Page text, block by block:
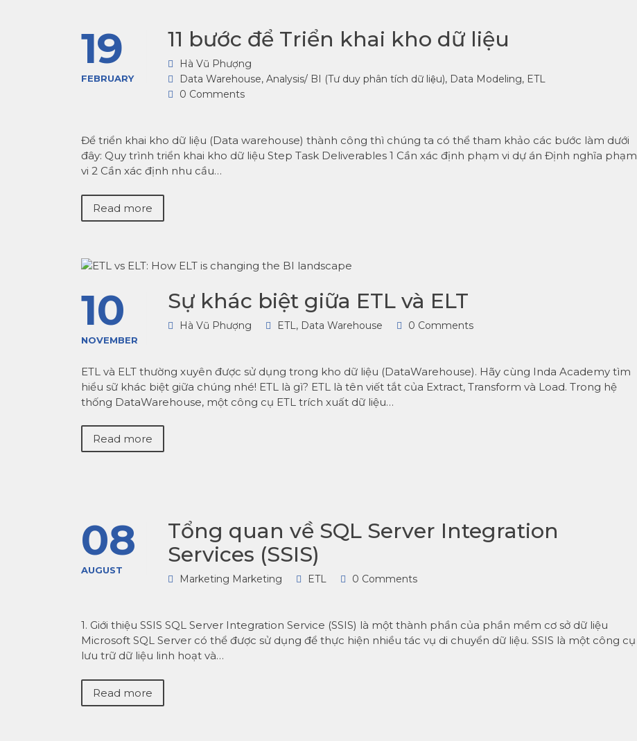
19
FEBRUARY
11 bước để Triển khai kho dữ liệu
Hà Vũ Phượng
Data Warehouse, Analysis/ BI (Tư duy phân tích dữ liệu), Data Modeling, ETL
0 Comments
Để triển khai kho dữ liệu (Data warehouse) thành công thì chúng ta có thể tham khảo các bước làm dưới
đây: Quy trình triển khai kho dữ liệu Step Task Deliverables 1 Cần xác định phạm vi dự án Định nghĩa phạm
vi 2 Cần xác định nhu cầu…
Read more
10
NOVEMBER
Sự khác biệt giữa ETL và ELT
Hà Vũ Phượng ETL, Data Warehouse 0 Comments
ETL và ELT thường xuyên được sử dụng trong kho dữ liệu (DataWarehouse). Hãy cùng Inda Academy tìm
hiểu sữ khác biệt giữa chúng nhé! ETL là gì? ETL là tên viết tắt của Extract, Transform và Load. Trong hệ
thống DataWarehouse, một công cụ ETL trích xuất dữ liệu…
Read more
08
AUGUST
Tổng quan về SQL Server Integration
Services (SSIS)
Marketing Marketing ETL 0 Comments
1. Giới thiệu SSIS SQL Server Integration Service (SSIS) là một thành phần của phần mềm cơ sở dữ liệu
Microsoft SQL Server có thể được sử dụng để thực hiện nhiều tác vụ di chuyển dữ liệu. SSIS là một công cụ
lưu trữ dữ liệu linh hoạt và…
Read more